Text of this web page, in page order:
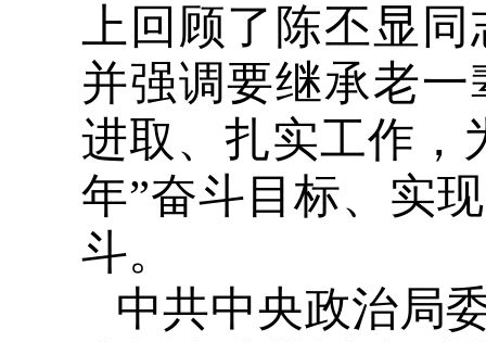
上回顾了陈丕显
并强调要继承老
进取、扎实工作，
年”奋斗目标、实
斗。
中共中央政治局